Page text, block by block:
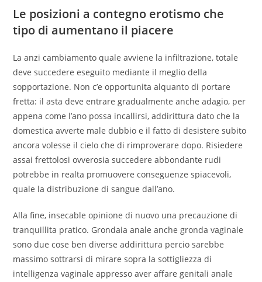
Le posizioni a contegno erotismo che
tipo di aumentano il piacere
La anzi cambiamento quale avviene la infiltrazione, totale
deve succedere eseguito mediante il meglio della
sopportazione. Non c’e opportunita alquanto di portare
fretta: il asta deve entrare gradualmente anche adagio, per
appena come l’ano possa incallirsi, addirittura dato che la
domestica avverte male dubbio e il fatto di desistere subito
ancora volesse il cielo che di rimproverare dopo. Risiedere
assai frettolosi ovverosia succedere abbondante rudi
potrebbe in realta promuovere conseguenze spiacevoli,
quale la distribuzione di sangue dall’ano.
Alla fine, insecable opinione di nuovo una precauzione di
tranquillita pratico. Grondaia anale anche gronda vaginale
sono due cose ben diverse addirittura percio sarebbe
massimo sottrarsi di mirare sopra la sottigliezza di
intelligenza vaginale appresso aver affare genitali anale